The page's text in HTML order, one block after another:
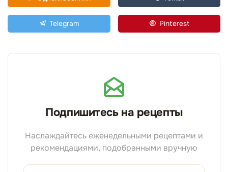
Telegram Pinterest
Подпишитесь на рецепты
Наслаждайтесь еженедельными рецептами и
рекомендациями, подобранными вручную